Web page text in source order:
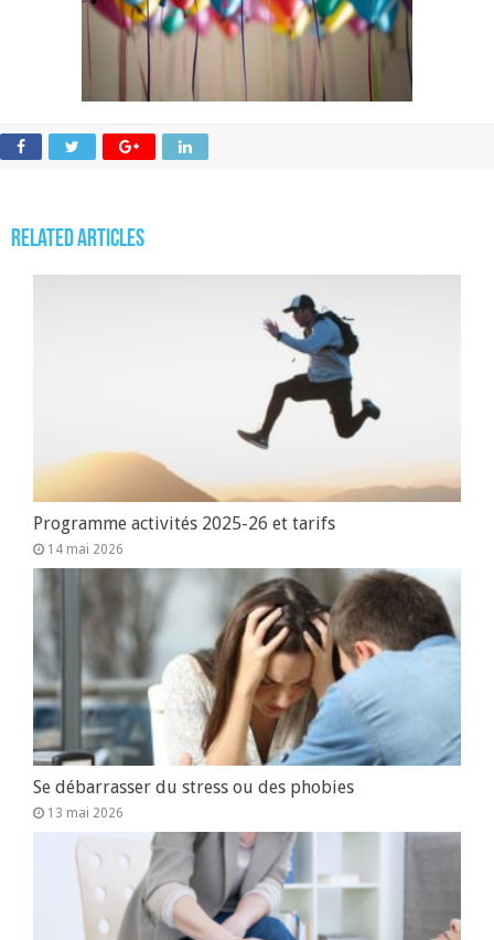
Related Articles
Programme activités 2025-26 et tarifs
14 mai 2026
Se débarrasser du stress ou des phobies
13 mai 2026